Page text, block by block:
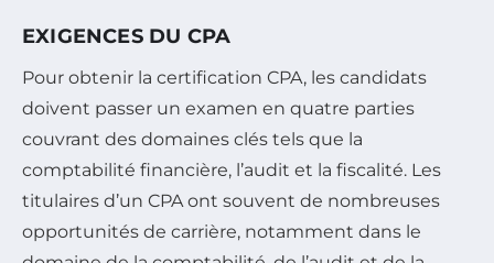
EXIGENCES DU CPA
Pour obtenir la certification CPA, les candidats
doivent passer un examen en quatre parties
couvrant des domaines clés tels que la
comptabilité financière, l’audit et la fiscalité. Les
titulaires d’un CPA ont souvent de nombreuses
opportunités de carrière, notamment dans le